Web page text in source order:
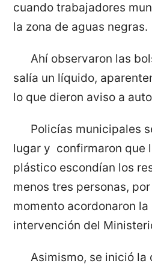
cuando trabajadores
la zona de aguas negras.
Ahí observaron las
salía un líquido,
lo que dieron aviso a
Policías municipales
lugar y confirmaron que
plástico escondían los
menos tres personas,
momento acordonaron
intervención del
Asimismo, se inició la